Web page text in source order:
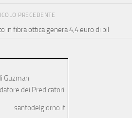
PRECEDENTE
in fibra ottica genera 4,4 euro di pil
Guzman
dei Predicatori
santodelgiorno.it